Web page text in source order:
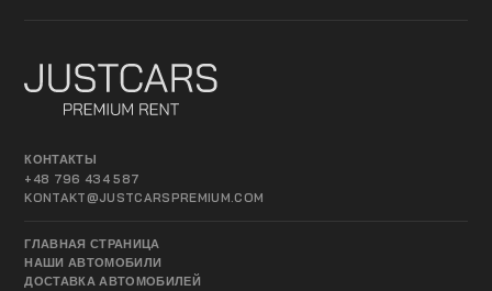
КОНТАКТЫ
+48 796 434 587
KONTAKT@JUSTCARSPREMIUM.COM
ГЛАВНАЯ СТРАНИЦА
НАШИ АВТОМОБИЛИ
ДОСТАВКА АВТОМОБИЛЕЙ